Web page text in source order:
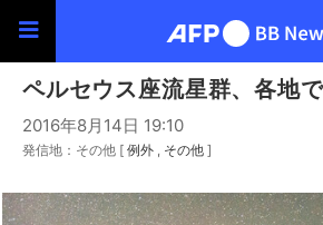
ペルセウス座流星群、各地
2016年8月14日 19:10
発信地：その他 [ 例外 その他 ]